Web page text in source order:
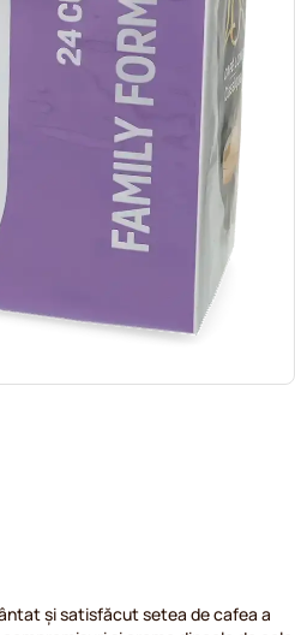
și satisfăcut setea de cafea a